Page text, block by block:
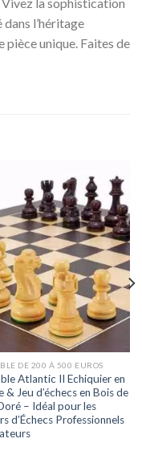
dans l’héritage
pièce unique. Faites de
DE 200 À 500 EUROS
Atlantic II Echiquier en
& Jeu d’échecs en Bois de
– Idéal pour les
d’Échecs Professionnels